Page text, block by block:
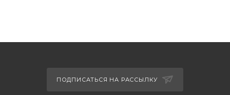
ПОДПИСАТЬСЯ НА РАССЫЛКУ